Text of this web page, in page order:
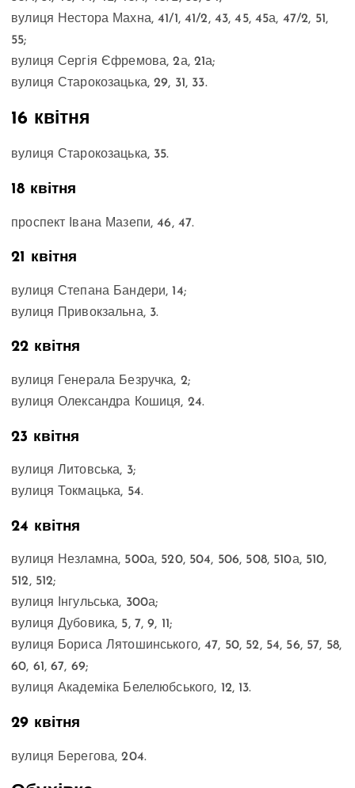
вулиця Нестора Махна, 41/1, 41/2, 43, 45, 45а, 47/2, 51,
55;
вулиця Сергія Єфремова, 2а, 21а;
вулиця Старокозацька, 29, 31, 33.
16 квітня
вулиця Старокозацька, 35.
18 квітня
проспект Івана Мазепи, 46, 47.
21 квітня
вулиця Степана Бандери, 14;
вулиця Привокзальна, 3.
22 квітня
вулиця Генерала Безручка, 2;
вулиця Олександра Кошиця, 24.
23 квітня
вулиця Литовська, 3;
вулиця Токмацька, 54.
24 квітня
вулиця Незламна, 500а, 520, 504, 506, 508, 510а, 510,
512, 512;
вулиця Інгульська, 300а;
вулиця Дубовика, 5, 7, 9, 11;
вулиця Бориса Лятошинського, 47, 50, 52, 54, 56, 57, 58,
60, 61, 67, 69;
вулиця Академіка Белелюбського, 12, 13.
29 квітня
вулиця Берегова, 204.